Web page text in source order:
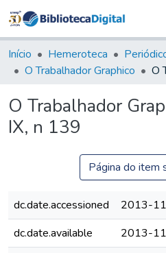
&
Tudo
Início Hemeroteca
O Trabalhador Graphico
O Trabalhador
IX, n 139
Página do item
dc.date.accessioned
2013-
dc.date.available
2013-